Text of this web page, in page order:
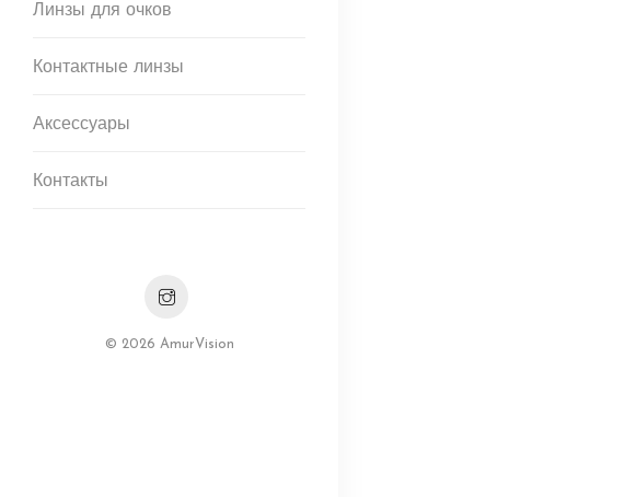
Линзы для очков
Контактные линзы
Аксессуары
Контакты
© 2026 AmurVision